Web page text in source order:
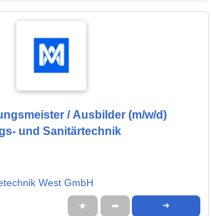
/ Ausbilder (m/w/d)
und Sanitärtechnik
West GmbH
★ ➦ ➜